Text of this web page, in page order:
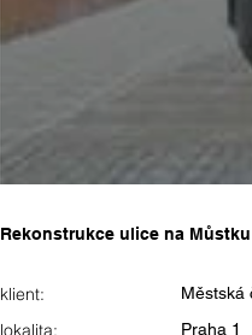
Rekonstrukce ulice na Můstku
klient: Městská
lokalita: Praha 1